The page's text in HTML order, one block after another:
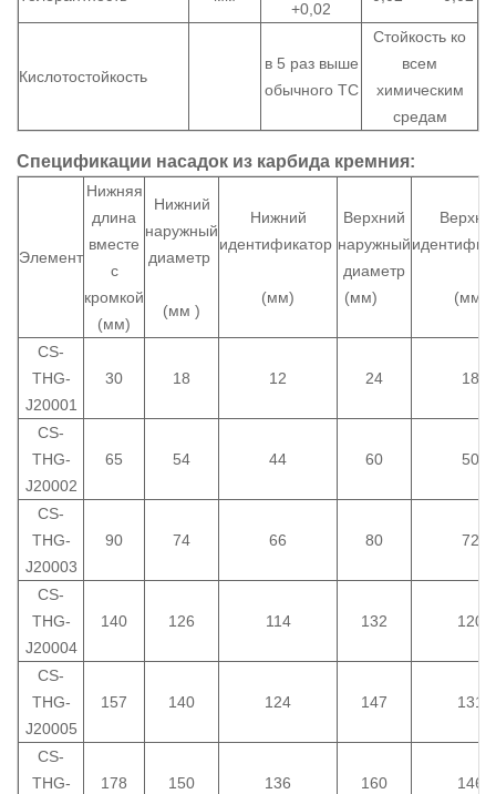
+0,02
Кислотостойкость
в 5 раз выше
обычного ТС
Стойкость ко
всем
химическим
средам
Спецификации насадок из карбида кремния:
Элемент
Нижняя
длина
вместе
с
кромкой
(мм)
Нижний
наружный
диаметр
(мм )
Нижний
идентификатор
(мм)
Верхний
наружный
диаметр
(мм)
(мм)
CS-
THG-
J20001
30 18 12 24 18
CS-
THG-
J20002
65 54 44 60 50
CS-
THG-
J20003
90 74 66 80 72
CS-
THG-
J20004
140 126 114 132 120
CS-
THG-
J20005
157 140 124 147 131
CS-
THG-
178 150 136 160 146